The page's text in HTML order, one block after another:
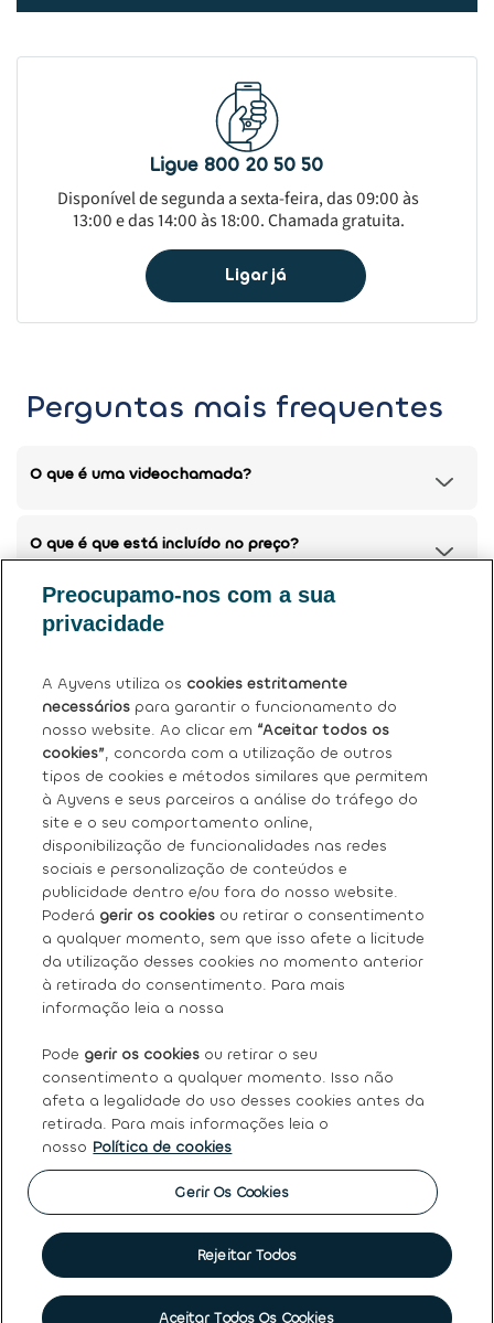
Marcar visita
Ligue 800 20 50 50
Disponível de segunda a sexta-feira, das 09:00 às
13:00 e das 14:00 às 18:00. Chamada gratuita.
Ligar já
Perguntas mais frequentes
O que é uma videochamada?
O que é que está incluído no preço?
Posso devolver o meu carro atual?
Tem mais dúvidas?Ver perguntas frequentes (FAQ)
Sobre nós
Os nossos serviços
FAQ
Termos e condições gerais
Ayvens
Política de Cookies|Declaração de Privacidade
Princípios Éticos e de Conduta
Canal de denúncias|Intermediação de crédito|Garantia
de usados|Política de qualidade|Política de reclamações
Société Générale
2026 Ayvens
Preocupamo-nos com a sua
privacidade
A Ayvens utiliza os cookies estritamente
necessários para garantir o funcionamento do
nosso website. Ao clicar em “Aceitar todos os
cookies”, concorda com a utilização de outros
tipos de cookies e métodos similares que permitem
à Ayvens e seus parceiros a análise do tráfego do
site e o seu comportamento online,
disponibilização de funcionalidades nas redes
sociais e personalização de conteúdos e
publicidade dentro e/ou fora do nosso website.
Poderá gerir os cookies ou retirar o consentimento
a qualquer momento, sem que isso afete a licitude
da utilização desses cookies no momento anterior
à retirada do consentimento. Para mais
informação leia a nossa
Pode gerir os cookies ou retirar o seu
consentimento a qualquer momento. Isso não
afeta a legalidade do uso desses cookies antes da
retirada. Para mais informações leia o
nosso Política de cookies
Gerir Os Cookies
Rejeitar Todos
Aceitar Todos Os Cookies